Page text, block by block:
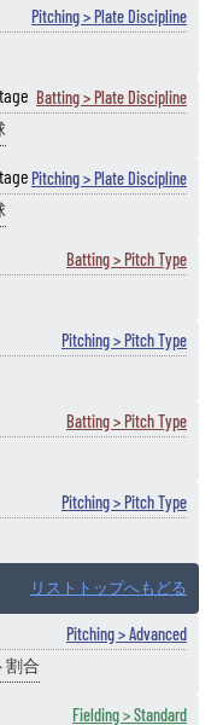
Pitching > Plate Discipline
Batting > Plate Discipline
Pitching > Plate Discipline
Batting > Pitch Type
Pitching > Pitch Type
Batting > Pitch Type
Pitching > Pitch Type
リストトップへもどる
Pitching > Advanced
割合
Fielding > Standard